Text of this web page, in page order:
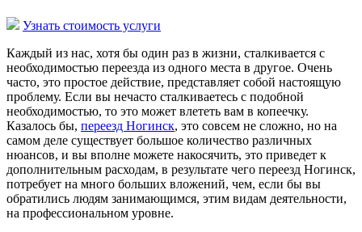
Узнать стоимость услуги
Каждый из нас, хотя бы один раз в жизни, сталкивается с
необходимостью переезда из одного места в другое. Очень
часто, это простое действие, представляет собой настоящую
проблему. Если вы нечасто сталкиваетесь с подобной
необходимостью, то это может влететь вам в копеечку.
Казалось бы, переезд Ногинск, это совсем не сложно, но на
самом деле существует большое количество различных
нюансов, и вы вполне можете накосячить, это приведет к
дополнительным расходам, в результате чего переезд Ногинск,
потребует на много больших вложений, чем, если бы вы
обратились людям занимающимся, этим видам деятельности,
на профессиональном уровне.